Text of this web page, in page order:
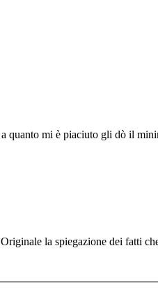
quanto mi è piaciuto gli dò il
la spiegazione dei fatti